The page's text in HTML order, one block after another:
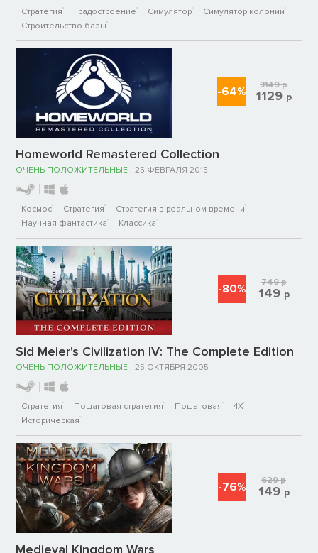
Стратегия Градостроение Симулятор
Симулятор колонии
Строительство базы
Homeworld Remastered Collection
ОЧЕНЬ ПОЛОЖИТЕЛЬНЫЕ 25 ФЕВРАЛЯ 2015
Космос Стратегия
Стратегия в реальном времени
Научная фантастика
Классика
-64% 3149р
1129 р
Sid Meier's Civilization IV: The Complete Edition
ОЧЕНЬ ПОЛОЖИТЕЛЬНЫЕ 25 ОКТЯБРЯ 2005
Стратегия Пошаговая стратегия Пошаговая
4X
Историческая
-80% 749р
149 р
Medieval Kingdom Wars
-76% 629р
149 р